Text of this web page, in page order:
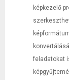
képkezelő
feladatokat